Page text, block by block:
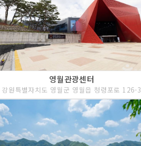
영월관광센터
강원특별자치도 영월군 영월읍 청령포로 126-3